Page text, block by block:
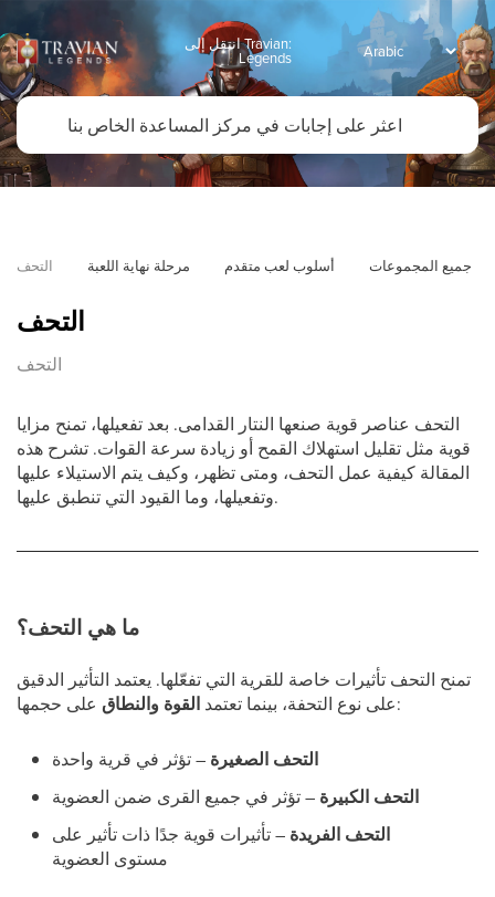
انتقل إلى Travian:
Legends
جميع المجموعات أسلوب لعب متقدم مرحلة نهاية اللعبة التحف
التحف
التحف
التحف عناصر قوية صنعها النتار القدامى. بعد تفعيلها، تمنح مزايا
قوية مثل تقليل استهلاك القمح أو زيادة سرعة القوات. تشرح هذه
المقالة كيفية عمل التحف، ومتى تظهر، وكيف يتم الاستيلاء عليها
وتفعيلها، وما القيود التي تنطبق عليها.
ما هي التحف؟
تمنح التحف تأثيرات خاصة للقرية التي تفعّلها. يعتمد التأثير الدقيق
على نوع التحفة، بينما تعتمد القوة والنطاق على حجمها:
التحف الصغيرة – تؤثر في قرية واحدة
التحف الكبيرة – تؤثر في جميع القرى ضمن العضوية
التحف الفريدة – تأثيرات قوية جدًا ذات تأثير على
مستوى العضوية